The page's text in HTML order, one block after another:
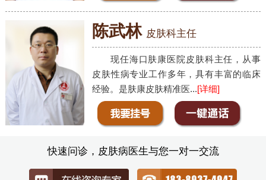
陈武林 皮肤科主任
现任海口肤康医院皮肤科主任，从事
皮肤性病专业工作多年，具有丰富的临床
经验。是肤康皮肤精准医...[详细]
快速问诊，皮肤病医生与您一对一交流